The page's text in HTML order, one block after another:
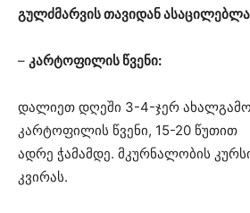
გულძმარვის თავიდან
– კარტოფილის წვენი:
დალიეთ დღეში 3-4-ჯერ
კარტოფილის წვენი, 15-20 წუთით
ადრე ჭამამდე. მკურნალობის
კვირას.